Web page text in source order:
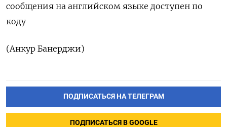
сообщения на английском языке доступен по
коду
(Анкур Банерджи)
ПОДПИСАТЬСЯ НА ТЕЛЕГРАМ
ПОДПИСАТЬСЯ В GOOGLE